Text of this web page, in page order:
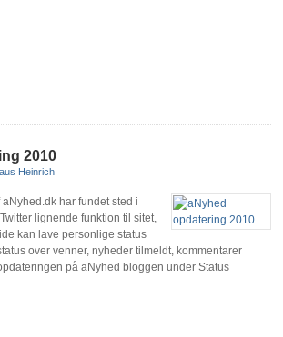
2010
Heinrich
har fundet sted i
lignende funktion til sitet,
kan lave personlige status
over venner, nyheder tilmeldt, kommentarer
på aNyhed bloggen under Status